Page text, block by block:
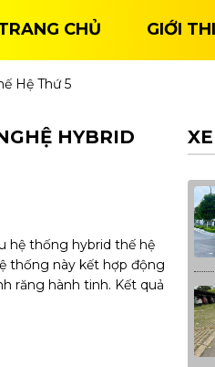
CHỦ GIỚI
Hệ Thứ 5
HYBRID
hệ thống hybrid thế hệ
thống này kết hợp động
răng hành tinh. Kết quả